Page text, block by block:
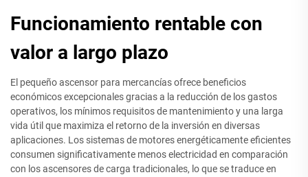
Funcionamiento rentable con
valor a largo plazo
El pequeño ascensor para mercancías ofrece beneficios
económicos excepcionales gracias a la reducción de los gastos
operativos, los mínimos requisitos de mantenimiento y una larga
vida útil que maximiza el retorno de la inversión en diversas
aplicaciones. Los sistemas de motores energéticamente eficientes
consumen significativamente menos electricidad en comparación
con los ascensores de carga tradicionales, lo que se traduce en